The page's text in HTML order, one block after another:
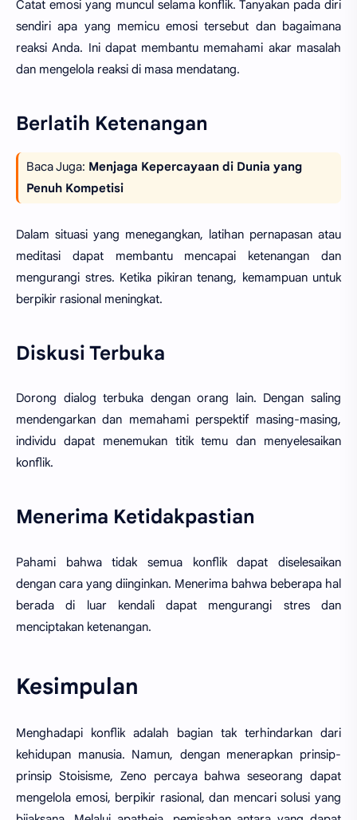
Catat emosi yang muncul selama konflik. Tanyakan pada diri
sendiri apa yang memicu emosi tersebut dan bagaimana
reaksi Anda. Ini dapat membantu memahami akar masalah
dan mengelola reaksi di masa mendatang.
Berlatih Ketenangan
Baca Juga: Menjaga Kepercayaan di Dunia yang
Penuh Kompetisi
Dalam situasi yang menegangkan, latihan pernapasan atau
meditasi dapat membantu mencapai ketenangan dan
mengurangi stres. Ketika pikiran tenang, kemampuan untuk
berpikir rasional meningkat.
Diskusi Terbuka
Dorong dialog terbuka dengan orang lain. Dengan saling
mendengarkan dan memahami perspektif masing-masing,
individu dapat menemukan titik temu dan menyelesaikan
konflik.
Menerima Ketidakpastian
Pahami bahwa tidak semua konflik dapat diselesaikan
dengan cara yang diinginkan. Menerima bahwa beberapa hal
berada di luar kendali dapat mengurangi stres dan
menciptakan ketenangan.
Kesimpulan
Menghadapi konflik adalah bagian tak terhindarkan dari
kehidupan manusia. Namun, dengan menerapkan prinsip-
prinsip Stoisisme, Zeno percaya bahwa seseorang dapat
mengelola emosi, berpikir rasional, dan mencari solusi yang